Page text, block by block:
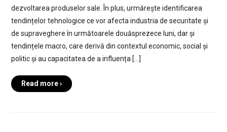
dezvoltarea produselor sale. În plus, urmărește identificarea
tendințelor tehnologice ce vor afecta industria de securitate și
de supraveghere în următoarele douăsprezece luni, dar și
tendințele macro, care derivă din contextul economic, social și
politic și au capacitatea de a influența […]
Read more ›